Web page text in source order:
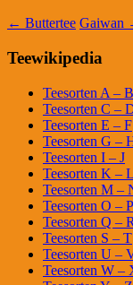
← Buttertee Gaiwan
Teewikipedia
Teesorten A – B
Teesorten C –
Teesorten E – F
Teesorten G –
Teesorten I – J
Teesorten K – L
Teesorten M –
Teesorten O – P
Teesorten Q – R
Teesorten S – T
Teesorten U –
Teesorten W –